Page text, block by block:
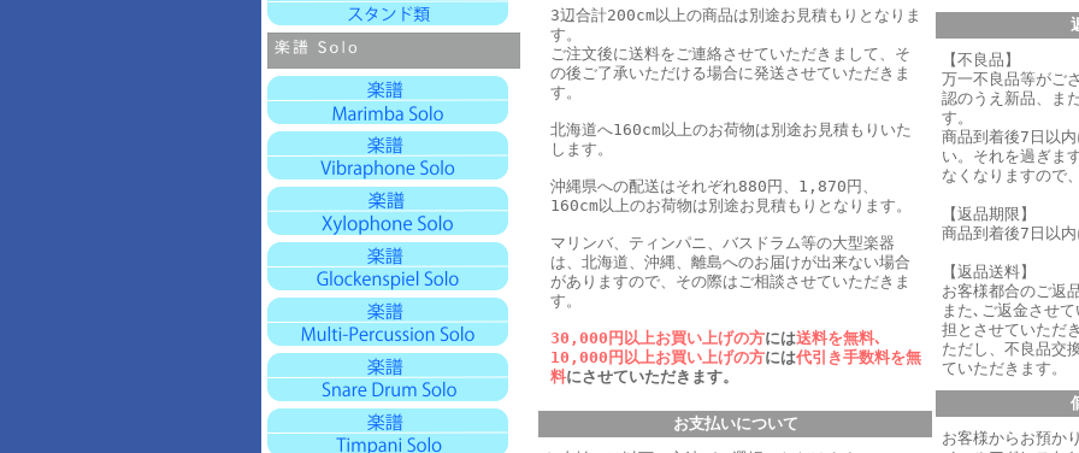
3辺合計200cm以上の商品は別途お見積もりとなりま
す。
ご注文後に送料をご連絡させていただきまして、そ
の後ご了承いただける場合に発送させていただきま
す。
北海道へ160cm以上のお荷物は別途お見積もりいた
します。
沖縄県への配送はそれぞれ880円、1,870円、
160cm以上のお荷物は別途お見積もりとなります。
マリンバ、ティンパニ、バスドラム等の大型楽器
は、北海道、沖縄、離島へのお届けが出来ない場合
がありますので、その際はご相談させていただきま
す。
30,000円以上お買い上げの方には送料を無料､
10,000円以上お買い上げの方には代引き手数料を無
料にさせていただきます。
お支払いについて
【不良品】
万一不良品等がご
認のうえ新品、ま
す。
商品到着後7日以
い。それを過ぎま
なくなりますので
【返品期限】
商品到着後7日以
【返品送料】
お客様都合のご返
また､ご返金させ
担とさせていただ
ただし、不良品交
ていただきます。
お客様からお預か